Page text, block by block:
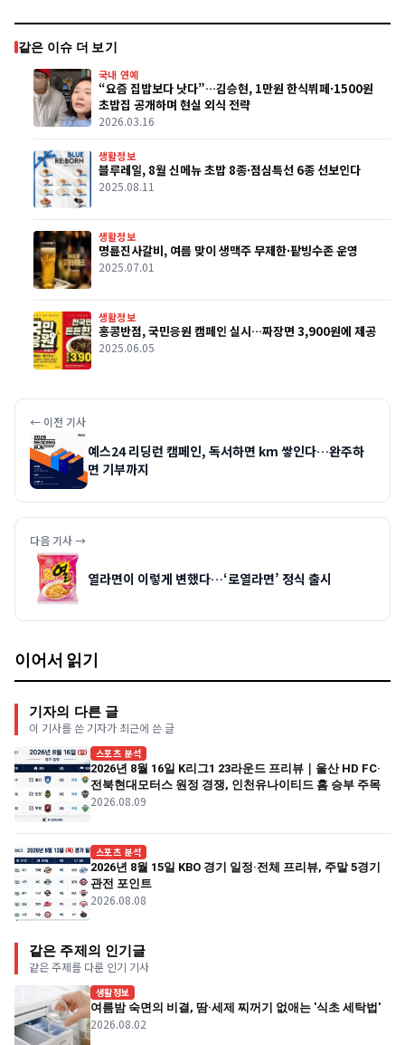
같은 이슈 더 보기
국내 연예
“요즘 집밥보다 낫다”…김승현, 1만원 한식뷔페·1500원
초밥집 공개하며 현실 외식 전략
2026.03.16
생활정보
블루레일, 8월 신메뉴 초밥 8종·점심특선 6종 선보인다
2025.08.11
생활정보
명륜진사갈비, 여름 맞이 생맥주 무제한·팥빙수존 운영
2025.07.01
생활정보
홍콩반점, 국민응원 캠페인 실시…짜장면 3,900원에 제공
2025.06.05
← 이전 기사
예스24 리딩런 캠페인, 독서하면 km 쌓인다…완주하
면 기부까지
다음 기사 →
열라면이 이렇게 변했다…‘로열라면’ 정식 출시
이어서 읽기
기자의 다른 글
이 기사를 쓴 기자가 최근에 쓴 글
스포츠 분석
2026년 8월 16일 K리그1 23라운드 프리뷰｜울산 HD FC·
전북현대모터스 원정 경쟁, 인천유나이티드 홈 승부 주목
2026.08.09
스포츠 분석
2026년 8월 15일 KBO 경기 일정·전체 프리뷰, 주말 5경기
관전 포인트
2026.08.08
같은 주제의 인기글
같은 주제를 다룬 인기 기사
생활정보
여름밤 숙면의 비결, 땀·세제 찌꺼기 없애는 '식초 세탁법'
2026.08.02